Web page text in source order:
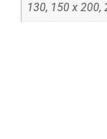
130, 150 x 200,